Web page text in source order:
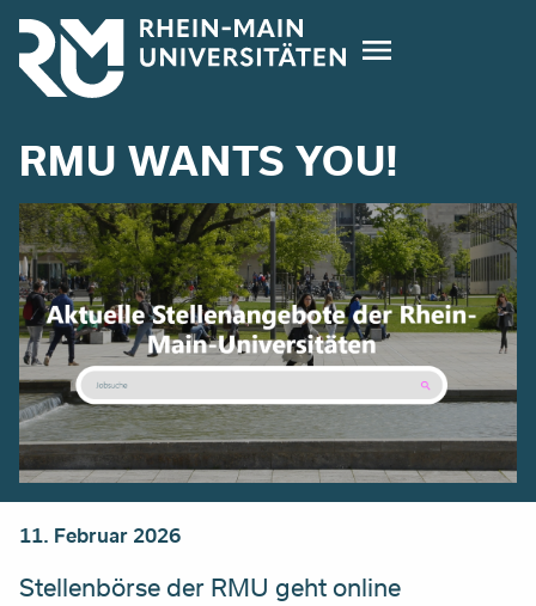
Direkt
zum
Inhalt
RMU WANTS YOU!
11. Februar 2026
Stellenbörse der RMU geht online